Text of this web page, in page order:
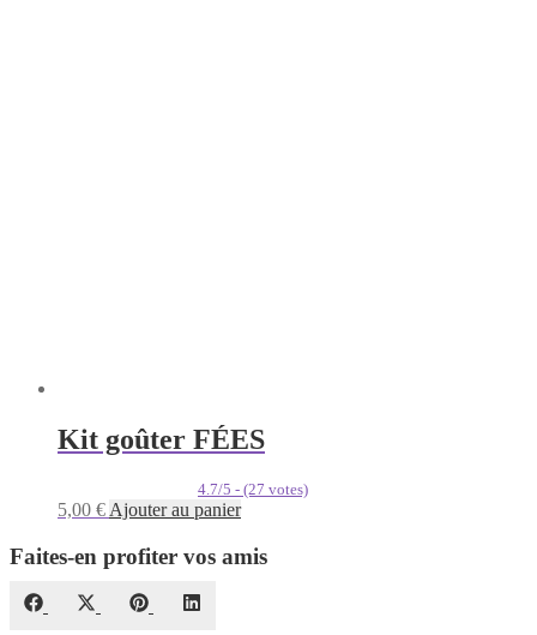
Kit goûter FÉES
4.7/5 - (27 votes)
5,00 € Ajouter au panier
Faites-en profiter vos amis
Share
FacebookShare
Share
Pinterest